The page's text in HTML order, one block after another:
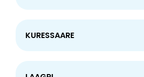
KURESSAARE